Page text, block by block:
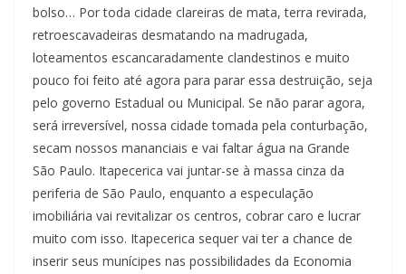
bolso… Por toda cidade clareiras de mata, terra revirada,
retroescavadeiras desmatando na madrugada,
loteamentos escancaradamente clandestinos e muito
pouco foi feito até agora para parar essa destruição, seja
pelo governo Estadual ou Municipal. Se não parar agora,
será irreversível, nossa cidade tomada pela conturbação,
secam nossos mananciais e vai faltar água na Grande
São Paulo. Itapecerica vai juntar-se à massa cinza da
periferia de São Paulo, enquanto a especulação
imobiliária vai revitalizar os centros, cobrar caro e lucrar
muito com isso. Itapecerica sequer vai ter a chance de
inserir seus munícipes nas possibilidades da Economia